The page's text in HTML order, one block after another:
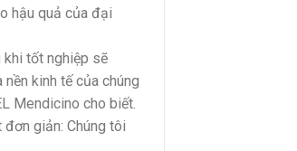
hậu quả của đại
khi tốt nghiệp sẽ
kinh tế của chúng
Mendicino cho biết.
giản: Chúng tôi